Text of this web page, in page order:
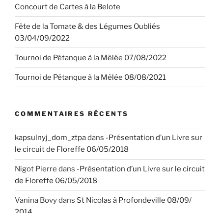
Concourt de Cartes à la Belote
Fête de la Tomate & des Légumes Oubliés
03/04/09/2022
Tournoi de Pétanque à la Mêlée 07/08/2022
Tournoi de Pétanque à la Mêlée 08/08/2021
COMMENTAIRES RÉCENTS
kapsulnyj_dom_ztpadans -Présentation d’un Livre sur
le circuit de Floreffe 06/05/2018
Nigot Pierre dans -Présentation d’un Livre sur le circuit
de Floreffe 06/05/2018
Vanina Bovydans St Nicolas à Profondeville 08/09/